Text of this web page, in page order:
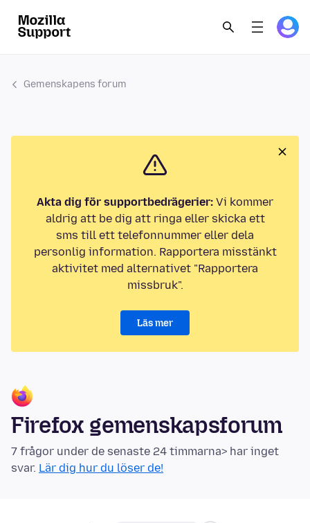
Gemenskapens forum
Akta dig för supportbedrägerier: Vi kommer
aldrig att be dig att ringa eller skicka ett
sms till ett telefonnummer eller dela
personlig information. Rapportera misstänkt
aktivitet med alternativet "Rapportera
missbruk".
Läs mer
Firefox gemenskapsforum
7 frågor under de senaste 24 timmarna> har inget
svar. Lär dig hur du löser de!